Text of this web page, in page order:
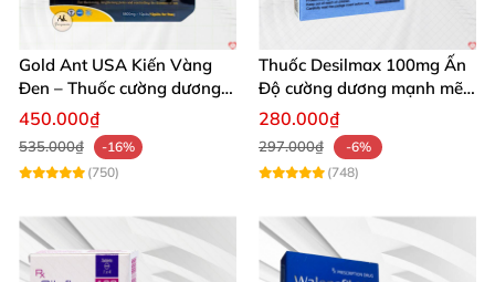
Gold Ant USA Kiến Vàng
Đen – Thuốc cường dương
tăng sinh lý nam mạnh
450.000₫
535.000₫
-16%
(750)
Thuốc Desilmax 100mg Ấn
Độ cường dương mạnh mẽ
tăng sinh lý phái mạnh
280.000₫
297.000₫
-6%
(748)